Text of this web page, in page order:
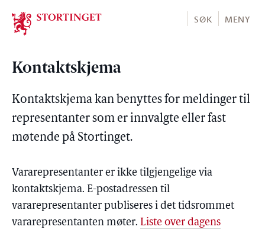
Stortinget.no
SØK MENY
Kontaktskjema
Kontaktskjema kan benyttes for meldinger til
representanter som er innvalgte eller fast
møtende på Stortinget.
Vararepresentanter er ikke tilgjengelige via
kontaktskjema. E-postadressen til
vararepresentanter publiseres i det tidsrommet
vararepresentanten møter. Liste over dagens